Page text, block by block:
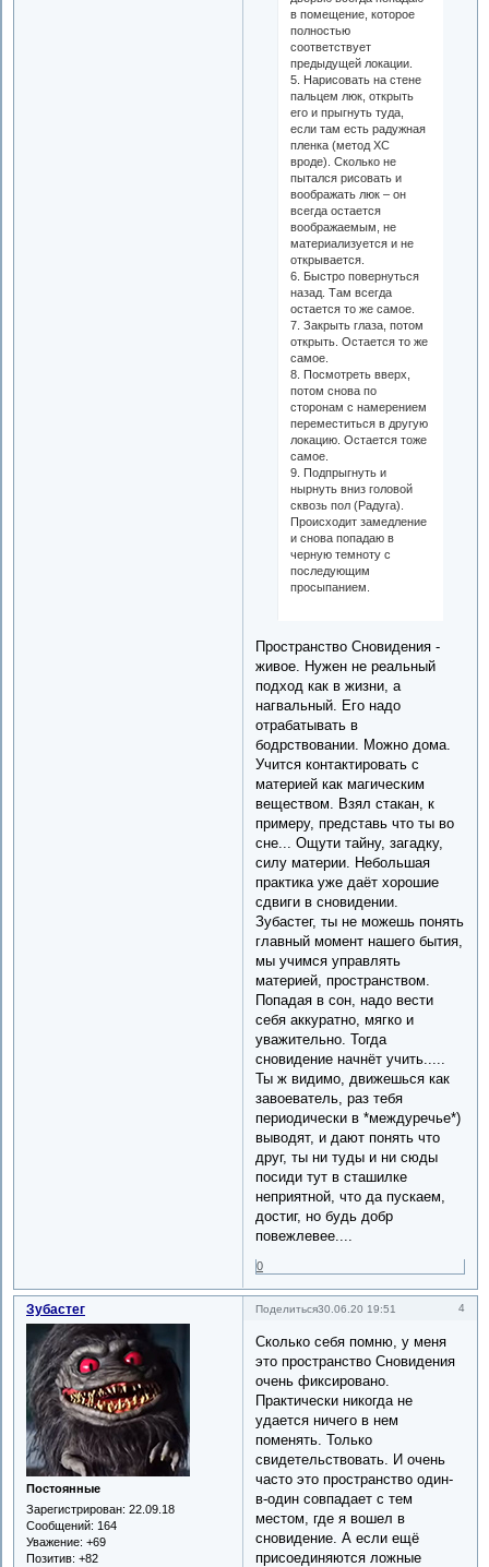
в помещение, которое
полностью
соответствует
предыдущей локации.
5. Нарисовать на стене
пальцем люк, открыть
его и прыгнуть туда,
если там есть радужная
пленка (метод ХС
вроде). Сколько не
пытался рисовать и
воображать люк – он
всегда остается
воображаемым, не
материализуется и не
открывается.
6. Быстро повернуться
назад. Там всегда
остается то же самое.
7. Закрыть глаза, потом
открыть. Остается то же
самое.
8. Посмотреть вверх,
потом снова по
сторонам с намерением
переместиться в другую
локацию. Остается тоже
самое.
9. Подпрыгнуть и
нырнуть вниз головой
сквозь пол (Радуга).
Происходит замедление
и снова попадаю в
черную темноту с
последующим
просыпанием.
Пространство Сновидения -
живое. Нужен не реальный
подход как в жизни, а
нагвальный. Его надо
отрабатывать в
бодрствовании. Можно дома.
Учится контактировать с
материей как магическим
веществом. Взял стакан, к
примеру, представь что ты во
сне... Ощути тайну, загадку,
силу материи. Небольшая
практика уже даёт хорошие
сдвиги в сновидении.
Зубастег, ты не можешь понять
главный момент нашего бытия,
мы учимся управлять
материей, пространством.
Попадая в сон, надо вести
себя аккуратно, мягко и
уважительно. Тогда
сновидение начнёт учить.....
Ты ж видимо, движешься как
завоеватель, раз тебя
периодически в *междуречье*)
выводят, и дают понять что
друг, ты ни туды и ни сюды
посиди тут в сташилке
неприятной, что да пускаем,
достиг, но будь добр
повежлевее....
0
Поделиться 4
30.06.20 19:51
Зубастег
Постоянные
Зарегистрирован: 22.09.18
Сообщений: 164
Уважение: +69
Позитив: +82
Сколько себя помню, у меня
это пространство Сновидения
очень фиксировано.
Практически никогда не
удается ничего в нем
поменять. Только
свидетельствовать. И очень
часто это пространство один-
в-один совпадает с тем
местом, где я вошел в
сновидение. А если ещё
присоединяются ложные